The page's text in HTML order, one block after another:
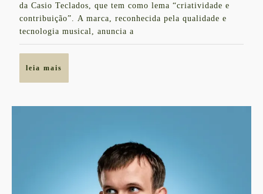
da Casio Teclados, que tem como lema “criatividade e
contribuição”. A marca, reconhecida pela qualidade e
tecnologia musical, anuncia a
leia mais